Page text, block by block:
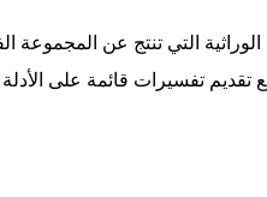
الوراثية التي تنتج عن